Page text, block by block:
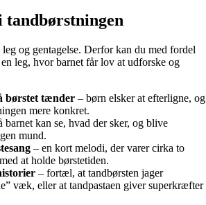
og gentagelse. Derfor kan du med fordel
leg, hvor barnet får lov at udforske og
børstet tænder – børn elsker at efterligne, og
mere konkret.
barnet kan se, hvad der sker, og blive
mund.
– en kort melodi, der varer cirka to
at holde børstetiden.
– fortæl, at tandbørsten jager
væk, eller at tandpastaen giver superkræfter